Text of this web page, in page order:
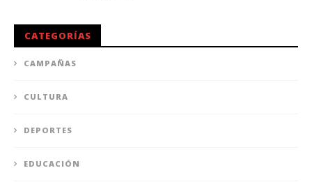
CATEGORÍAS
CAMPAÑAS
CULTURA
DEPORTES
EDUCACIÓN